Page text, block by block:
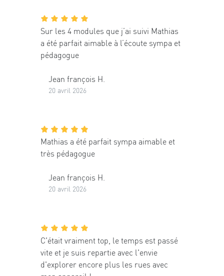
Sur les 4 modules que j’ai suivi Mathias
a été parfait aimable à l’écoute sympa et
pédagogue
Jean françois H.
20 avril 2026
Mathias a été parfait sympa aimable et
très pédagogue
Jean françois H.
20 avril 2026
C'était vraiment top, le temps est passé
vite et je suis repartie avec l'envie
d'explorer encore plus les rues avec